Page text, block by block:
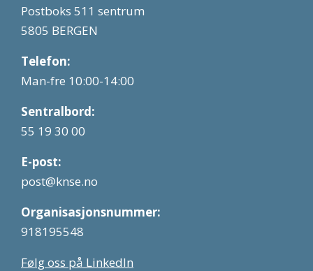
Postboks 511 sentrum
5805 BERGEN
Telefon:
Man-fre 10:00-14:00
Sentralbord:
55 19 30 00
E-post:
post@knse.no
Organisasjonsnummer:
918195548
Følg oss på LinkedIn